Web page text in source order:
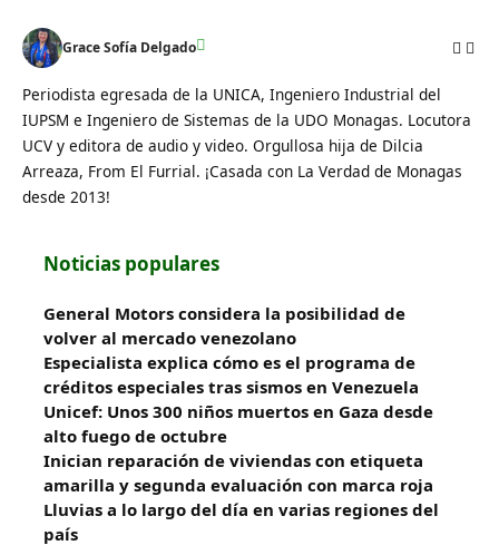
Grace Sofía Delgado
Periodista egresada de la UNICA, Ingeniero Industrial del
IUPSM e Ingeniero de Sistemas de la UDO Monagas. Locutora
UCV y editora de audio y video. Orgullosa hija de Dilcia
Arreaza, From El Furrial. ¡Casada con La Verdad de Monagas
desde 2013!
Noticias populares
General Motors considera la posibilidad de
volver al mercado venezolano
Especialista explica cómo es el programa de
créditos especiales tras sismos en Venezuela
Unicef: Unos 300 niños muertos en Gaza desde
alto fuego de octubre
Inician reparación de viviendas con etiqueta
amarilla y segunda evaluación con marca roja
Lluvias a lo largo del día en varias regiones del
país